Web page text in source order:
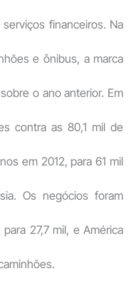
financeiros. Na
e ônibus, a marca
o ano anterior. Em
contra as 80,1 mil de
em 2012, para 61 mil
Os negócios foram
27,7 mil, e América